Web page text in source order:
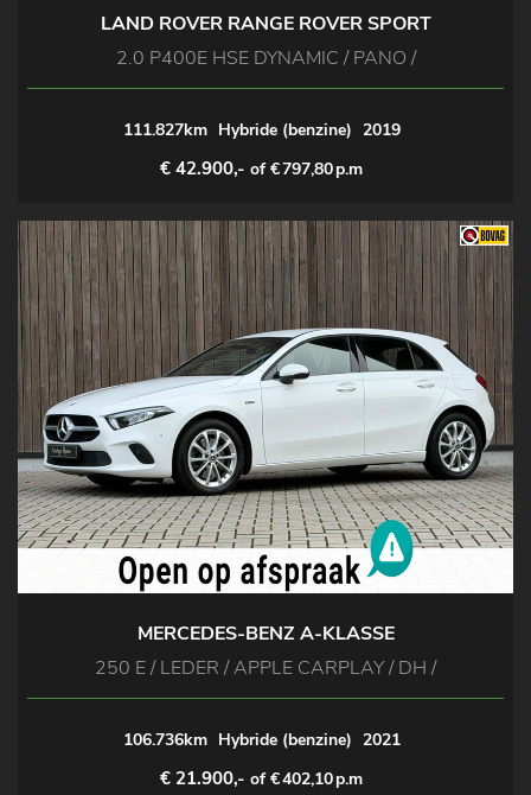
LAND ROVER RANGE ROVER SPORT
2.0 P400E HSE DYNAMIC / PANO /
111.827km Hybride (benzine) 2019
€ 42.900,- of €797,80p.m
MERCEDES-BENZ A-KLASSE
250 E / LEDER / APPLE CARPLAY / DH /
106.736km Hybride (benzine) 2021
€ 21.900,- of €402,10p.m